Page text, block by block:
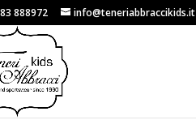
888972 info@teneriabbraccikids.it